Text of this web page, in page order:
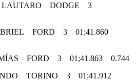
DODGE 3
FORD 3 01;41.860
FORD 3 01;41.863 0.744
TORINO 3 01;41.912